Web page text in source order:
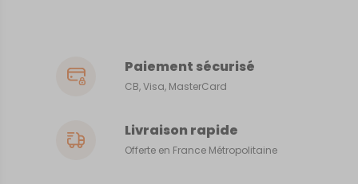
Paiement sécurisé
CB, Visa, MasterCard
Livraison rapide
Offerte en France Métropolitaine